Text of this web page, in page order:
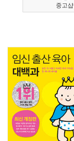
중고샵